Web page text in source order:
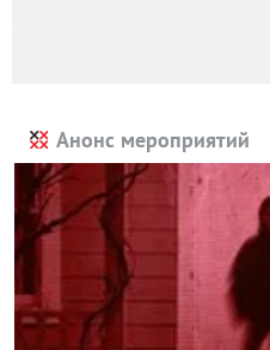
Анонс мероприятий